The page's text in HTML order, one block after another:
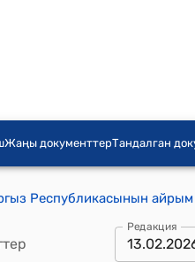
Жаңы документтерТандалган
Редакция